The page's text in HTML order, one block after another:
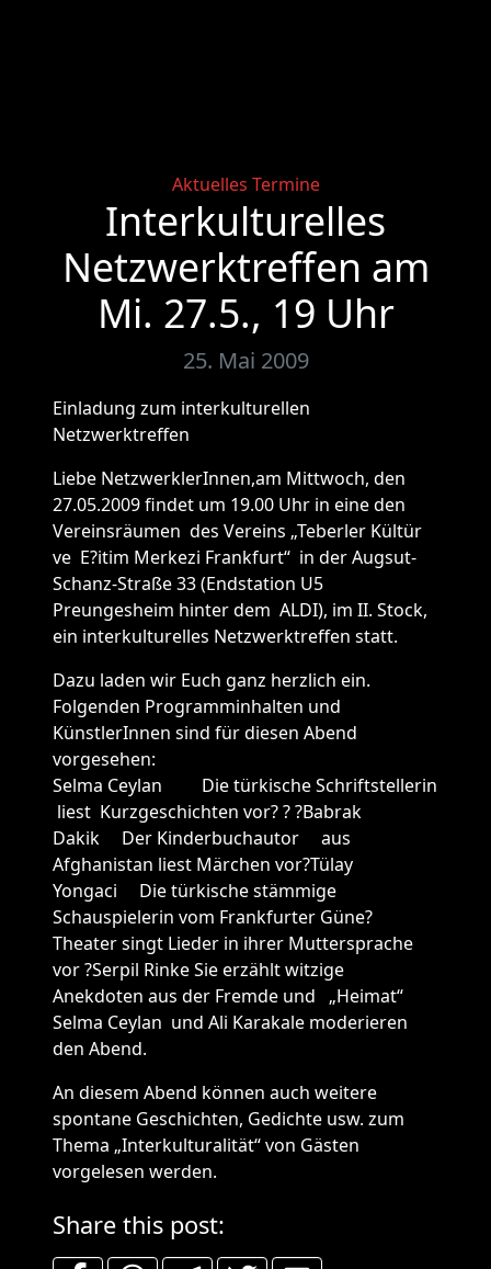
Categories
Aktuelles Termine
Interkulturelles
Netzwerktreffen am
Mi. 27.5., 19 Uhr
25. Mai 2009
Einladung zum interkulturellen
Netzwerktreffen
Liebe NetzwerklerInnen,am Mittwoch, den
27.05.2009 findet um 19.00 Uhr in eine den
Vereinsräumen des Vereins „Teberler Kültür
ve E?itim Merkezi Frankfurt“ in der Augsut-
Schanz-Straße 33 (Endstation U5
Preungesheim hinter dem ALDI), im II. Stock,
ein interkulturelles Netzwerktreffen statt.
Dazu laden wir Euch ganz herzlich ein.
Folgenden Programminhalten und
KünstlerInnen sind für diesen Abend
vorgesehen:
Selma Ceylan Die türkische Schriftstellerin
liest Kurzgeschichten vor? ? ?Babrak
Dakik Der Kinderbuchautor aus
Afghanistan liest Märchen vor?Tülay
Yongaci Die türkische stämmige
Schauspielerin vom Frankfurter Güne?
Theater singt Lieder in ihrer Muttersprache
vor ?Serpil Rinke Sie erzählt witzige
Anekdoten aus der Fremde und „Heimat“
Selma Ceylan und Ali Karakale moderieren
den Abend.
An diesem Abend können auch weitere
spontane Geschichten, Gedichte usw. zum
Thema „Interkulturalität“ von Gästen
vorgelesen werden.
Share this post: